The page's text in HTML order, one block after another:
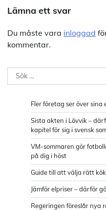
Lämna ett svar
Du måste vara inloggad
kommentar.
Sök
efter:
Fler företag ser över sina
Sista akten i Lövvik –
kapitel för sig i svensk
VM-sommaren gör
på dig i höst
Guide till att välja rätt
Jämför elpriser – därför
Regeringen föreslår nya